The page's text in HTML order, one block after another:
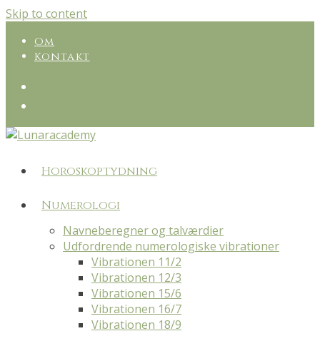
Skip to content
Om
Kontakt
Horoskoptydning
Numerologi
Navneberegner og talværdier
Udfordrende numerologiske vibrationer
Vibrationen 11/2
Vibrationen 12/3
Vibrationen 15/6
Vibrationen 16/7
Vibrationen 18/9